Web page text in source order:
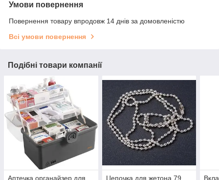
Умови повернення
Повернення товару впродовж 14 днів за домовленістю
Всі умови повернення
Подібні товари компанії
Аптечка органайзер для Цепочка для жетона 79